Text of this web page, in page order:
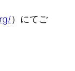
）にてご